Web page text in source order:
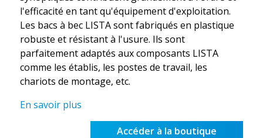
l'efficacité en tant qu'équipement d'exploitation.
Les bacs à bec LISTA sont fabriqués en plastique
robuste et résistant à l'usure. Ils sont
parfaitement adaptés aux composants LISTA
comme les établis, les postes de travail, les
chariots de montage, etc.
En savoir plus
Accéder à la boutique